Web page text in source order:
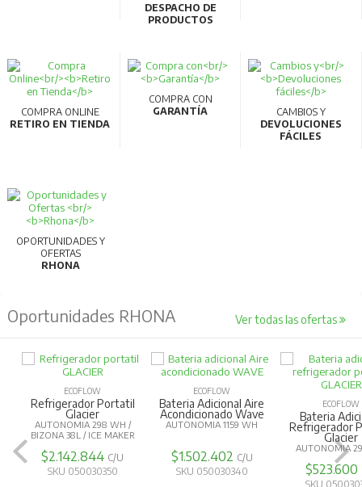
anteriores (AE-S y AE-SS) sin necesidad de
Para más información, consultar la ficha
técnica.
DESPACHO DE
PRODUCTOS
COMPRA ONLINE
RETIRO EN TIENDA
COMPRA CON
GARANTÍA
CAMBIOS Y
DEVOLUCIONES
FÁCILES
OPORTUNIDADES Y
OFERTAS
RHONA
Oportunidades RHONA Ver todas las ofertas
ECOFLOW
Refrigerador Portatil
Glacier
AUTONOMIA 298 WH /
BIZONA 38L / ICE MAKER
$2.142.844 C/U
SKU 050030350
ECOFLOW
Bateria Adicional Aire
Acondicionado Wave
AUTONOMIA 1159 WH
$1.502.402 C/U
SKU 050030340
ECOFLOW
Bateria
Refrigerador
Glacier
AUTONOMIA
$523.600
SKU